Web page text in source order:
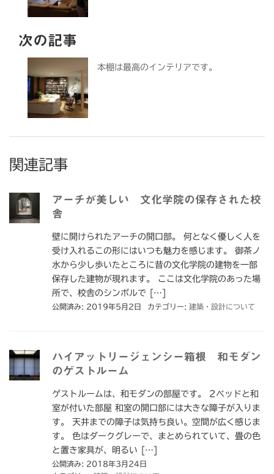
次の記事
本棚は最高のインテリアです。
関連記事
アーチが美しい 文化学院の保存された校
舎
壁に開けられたアーチの開口部。 何となく優しく人を
受け入れるこの形にはいつも魅力を感じます。 御茶ノ
水から少し歩いたところに昔の文化学院の建物を一部
保存した建物が現れます。 ここは文化学院のあった場
所で、校舎のシンボルで […]
公開済み: 2019年5月2日 カテゴリー: 建築・設計について
ハイアットリージェンシー箱根 和モダン
のゲストルーム
ゲストルームは、和モダンの部屋です。 2べッドと和
室が付いた部屋 和室の開口部には大きな障子が入りま
す。 天井までの障子は気持ち良い。空間が広く感じま
す。 色はダークグレーで、まとめられていて、畳の色
と置き家具が、明るい […]
公開済み: 2018年3月24日